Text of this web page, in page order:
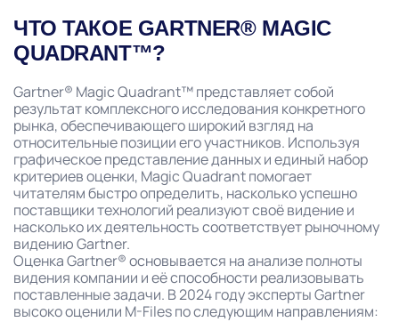
ЧТО ТАКОЕ GARTNER® MAGIC
QUADRANT™?
Gartner® Magic Quadrant™ представляет собой
результат комплексного исследования конкретного
рынка, обеспечивающего широкий взгляд на
относительные позиции его участников. Используя
графическое представление данных и единый набор
критериев оценки, Magic Quadrant помогает
читателям быстро определить, насколько успешно
поставщики технологий реализуют своё видение и
насколько их деятельность соответствует рыночному
видению Gartner.
Оценка Gartner® основывается на анализе полноты
видения компании и её способности реализовывать
поставленные задачи. В 2024 году эксперты Gartner
высоко оценили M-Files по следующим направлениям: